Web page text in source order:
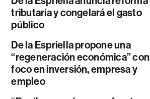
tributaria y congelará el gasto
público
De la Espriella propone una
“regeneración económica” con
foco en inversión, empresa y
empleo